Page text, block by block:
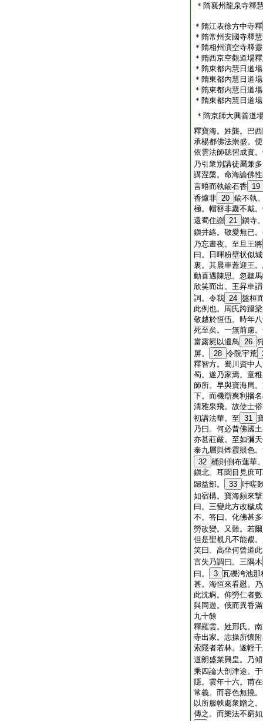
＊隋襄州龍泉寺釋
＊隋江表徐方中寺釋
＊隋常州安國寺釋
＊隋相州演空寺釋
＊隋西京空觀道場
＊隋東都内慧日道
＊隋東都内慧日道
＊隋東都内慧日道
＊隋東都内慧日道
＊隋京師大興善道
釋寶海。姓龔。巴
承楊都佛法崇盛。
依雲法師聽習成實
乃引衆別講徒屬兼
講涅槃。命海論佛
言晤而執鍮石香
19
香爐非 20 鍮不執
極。帽簮非纛不戴
還蜀住謝 21 鎭寺
鎭井絡。敬愛無已
乃忘晝夜。至旦王將
曰。日暉粉壁状似
裏。其晨車蓋迎王
動喜遇陳思。忽聽
欣笑而出。王昇車
詞。令我 24 盤桓
此例也。周氏跨躡
敬越於恒伍。時年
死至矣。一無前慮
當露屍以遺鳥 26
屏。
28 令院宇荒
釋智方。蜀川資中
蜀。遂乃家焉。童
師所。早與寶海周
下。而機辯爽利播
清雅泉飛。故使士
初講法華。至 31
乃曰。何必昔佛國
亦甚莊嚴。至如彌
泰九層與煙霞競色
32 桶則側布蓮華
鎭北。耳聞目見庶
歸益部。
33 吁嗟
如宿構。寶海頻來
曰。三變此方改穢
不。答曰。化佛甚
勞改變。又難。若
但是聖覩凡不能覩
笑曰。高坐何曾道
言失乃調曰。三隅木
曰。
3 瓦礫洿池那
甚。海恒來看慰。
此沈痾。仰勞仁者
與同遊。俄而異香
九十餘
釋羅雲。姓邢氏。
寺出家。志操所懷
索隱者若林。遂輕
道朗盛業興皇。乃
乘四論大剖津途。
隱。雲年十六。甫
常義。而容色無撓
以所服帙處衆贈之
傳之。而樂法不窮